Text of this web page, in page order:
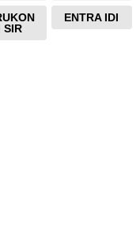
SIR
ENTRA IDI